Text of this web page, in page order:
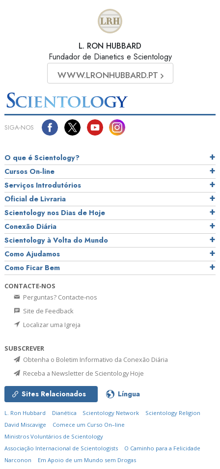
L. RON HUBBARD
Fundador de Dianetics e Scientology
WWW.LRONHUBBARD.PT
SIGA‑NOS
O que é Scientology?
Cursos On‑line
Serviços Introdutórios
Oficial de Livraria
Scientology nos Dias de Hoje
Conexão Diária
Scientology à Volta do Mundo
Como Ajudamos
Como Ficar Bem
CONTACTE‑NOS
Perguntas? Contacte‑nos
Site de Feedback
Localizar uma Igreja
SUBSCREVER
Obtenha o Boletim Informativo da Conexão Diária
Receba a Newsletter de Scientology Hoje
Sites Relacionados Língua
L. Ron Hubbard Dianética Scientology Network
Scientology Religion
David Miscavige
Comece um Curso On–line
Ministros Voluntários de Scientology
Associação Internacional de Scientologists
O Caminho para a Felicidade
Narconon
Em Apoio de um Mundo sem Drogas